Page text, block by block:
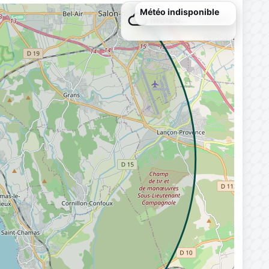
Météo…Chargement
Météo indisponible